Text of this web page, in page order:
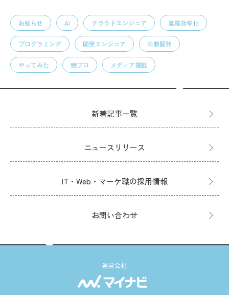
お知らせ AI クラウドエンジニア 業務効率化
プログラミング 開発エンジニア 内製開発
やってみた 競プロ メディア掲載
新着記事一覧
ニュースリリース
IT・Web・マーケ職の採用情報
お問い合わせ
運営会社